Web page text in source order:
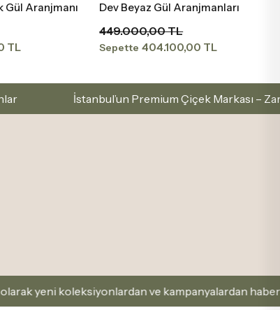
Ekle
Gül Aranjmanı
TL
Sepete Ekle
Dev Beyaz Gül Aranjmanları
449.000,00 TL
Sepette 404.100,00 TL
Premium Çiçek Markası – Zarafetle Seç,
ve kampanyalardan haberdar olabilirsin